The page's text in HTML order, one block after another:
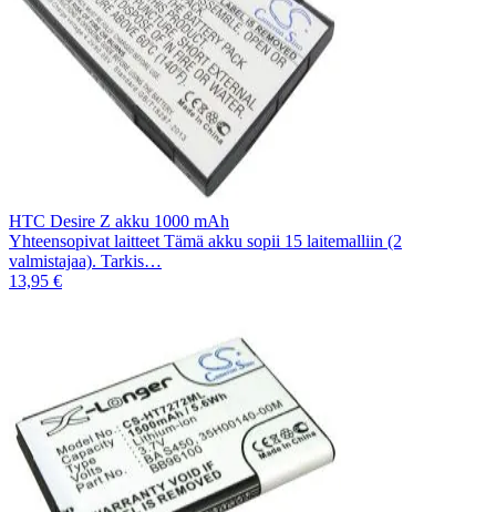
HTC Desire Z akku 1000 mAh
Yhteensopivat laitteet Tämä akku sopii 15 laitemalliin (2
valmistajaa). Tarkis…
13,95 €